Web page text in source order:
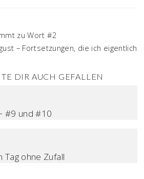
zu Wort #2
– Fortsetzungen, die ich eigentlich
DIR AUCH GEFALLEN
#9 und #10
ohne Zufall